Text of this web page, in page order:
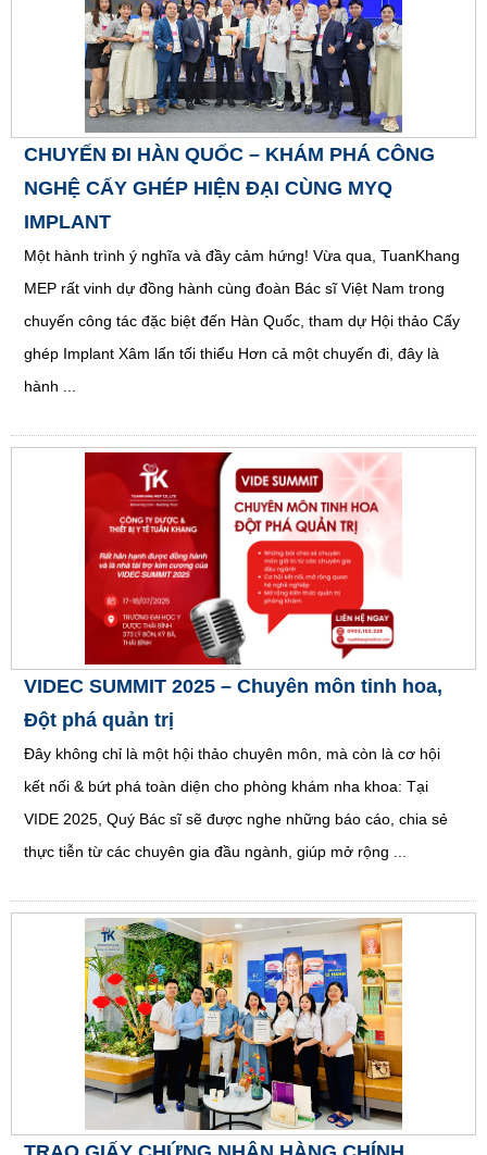
CHUYẾN ĐI HÀN QUỐC – KHÁM PHÁ CÔNG
NGHỆ CẤY GHÉP HIỆN ĐẠI CÙNG MYQ
IMPLANT
Một hành trình ý nghĩa và đầy cảm hứng! Vừa qua, TuanKhang
MEP rất vinh dự đồng hành cùng đoàn Bác sĩ Việt Nam trong
chuyến công tác đặc biệt đến Hàn Quốc, tham dự Hội thảo Cấy
ghép Implant Xâm lấn tối thiểu Hơn cả một chuyến đi, đây là
hành ...
VIDEC SUMMIT 2025 – Chuyên môn tinh hoa,
Đột phá quản trị
Đây không chỉ là một hội thảo chuyên môn, mà còn là cơ hội
kết nối & bứt phá toàn diện cho phòng khám nha khoa: Tại
VIDE 2025, Quý Bác sĩ sẽ được nghe những báo cáo, chia sẻ
thực tiễn từ các chuyên gia đầu ngành, giúp mở rộng ...